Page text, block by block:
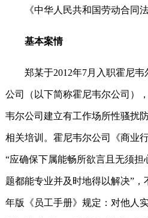
《中华人民共和国劳动合同法
基本案情
郑某于2012年7月入职霍尼韦
公司（以下简称霍尼韦尔公司）
韦尔公司建立有工作场所性骚扰
相关培训。霍尼韦尔公司《商业
“应确保下属能畅所欲言且无须担
题都能专业并及时地得以解决”，
年版《员工手册》规定：对他人